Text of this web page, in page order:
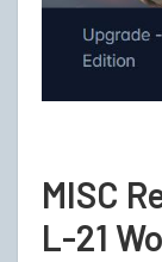
MISC
L-21